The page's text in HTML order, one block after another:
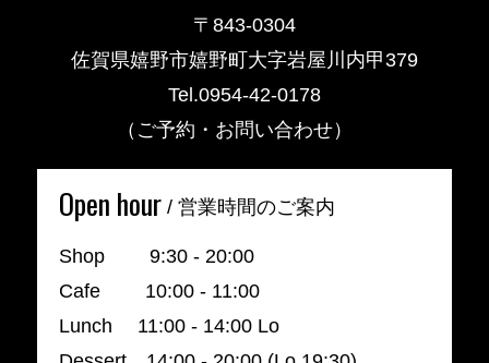
〒843-0304
佐賀県嬉野市嬉野町大字岩屋川内甲379
Tel.0954-42-0178
（ご予約・お問い合わせ）
Open hour / 営業時間のご案内
Shop 9:30 - 20:00
Cafe 10:00 - 11:00
Lunch 11:00 - 14:00 Lo